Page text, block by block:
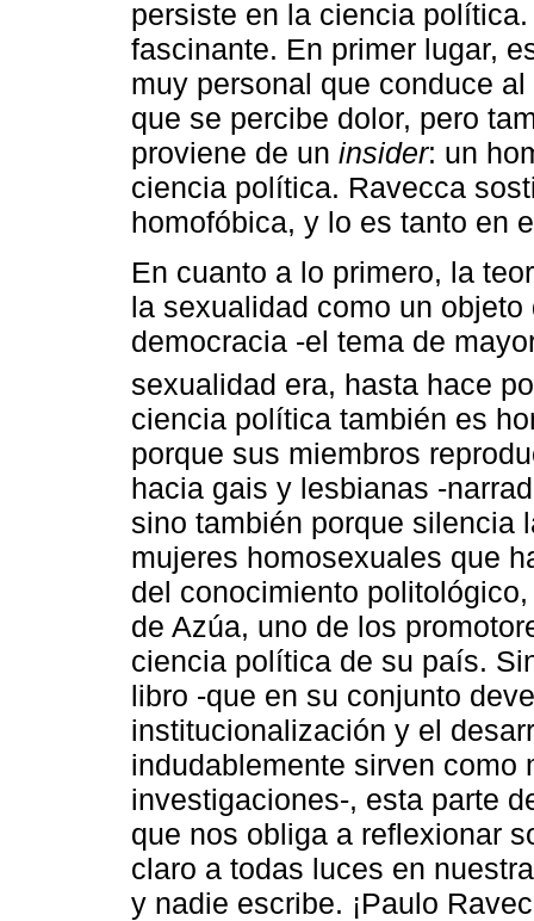
persiste en la ciencia
fascinante. En primer lugar,
muy personal que conduce
que se percibe dolor, pero
proviene de un insider: un
ciencia política. Ravecca
homofóbica, y lo es tanto en
En cuanto a lo primero, la
la sexualidad como un
democracia -el tema de
sexualidad era, hasta hace
ciencia política también es
porque sus miembros
hacia gais y lesbianas -
sino también porque silencia
mujeres homosexuales que
del conocimiento
de Azúa, uno de los
ciencia política de su país.
libro -que en su conjunto
institucionalización y el
indudablemente sirven como
investigaciones-, esta parte
que nos obliga a reflexionar
claro a todas luces en
y nadie escribe. ¡Paulo